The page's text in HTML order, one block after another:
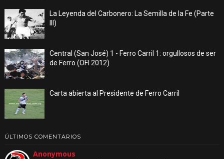
La Leyenda del Carbonero: La Semilla de la Fe (Parte
III)
Central (San José) 1 - Ferro Carril 1: orgullosos de ser
de Ferro (OFI 2012)
Carta abierta al Presidente de Ferro Carril
ÚLTIMOS COMENTARIOS
Anonymous